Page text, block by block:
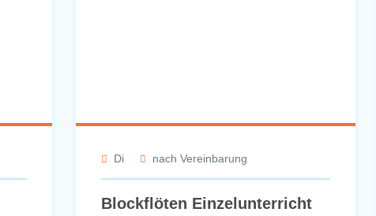
Di nach Vereinbarung
Blockflöten Einzelunterricht